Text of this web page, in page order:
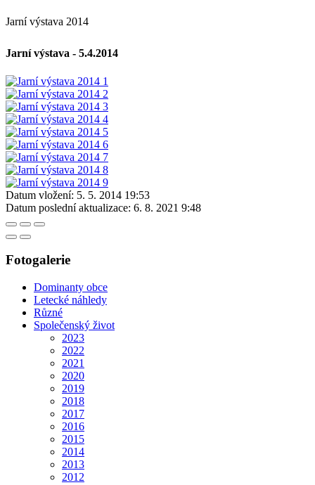
Jarní výstava 2014
Jarní výstava - 5.4.2014
Datum vložení: 5. 5. 2014 19:53
Datum poslední aktualizace: 6. 8. 2021 9:48
Fotogalerie
Dominanty obce
Letecké náhledy
Různé
Společenský život
2023
2022
2021
2020
2019
2018
2017
2016
2015
2014
2013
2012